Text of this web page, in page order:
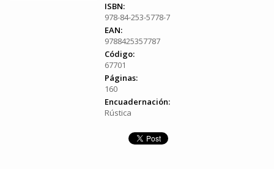
ISBN:
978-84-253-5778-7
EAN:
9788425357787
Código:
67701
Páginas:
160
Encuadernación:
Rústica